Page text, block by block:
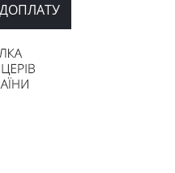
Порті
К. Романчука